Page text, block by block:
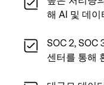
해 AI 및 데이
SOC 2, SOC
센터를 통해